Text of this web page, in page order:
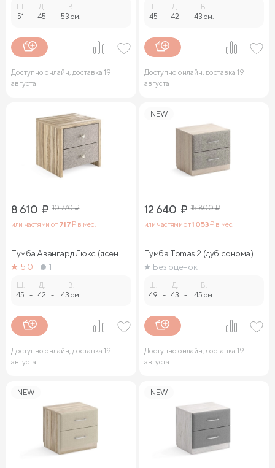
51 -
Д.
45 -
В.
53 см.
Доступно онлайн, доставка 19
августа
45 -
Д.
42 -
В.
43 см.
Доступно онлайн, доставка 19
августа
8 610 ₽ 10 770₽
или частями от 717₽ в мес.
Тумба Авангард Люкс (ясень
ориноко)
5.0 1
45 -
Д.
42 -
В.
43 см.
Доступно онлайн, доставка 19
августа
NEW
12 640 ₽ 15 800₽
или частями от1 053₽ в мес.
Тумба Tomas 2 (дуб сонома)
Без оценок
49 -
Д.
43 -
В.
45 см.
Доступно онлайн, доставка 19
августа
NEW NEW